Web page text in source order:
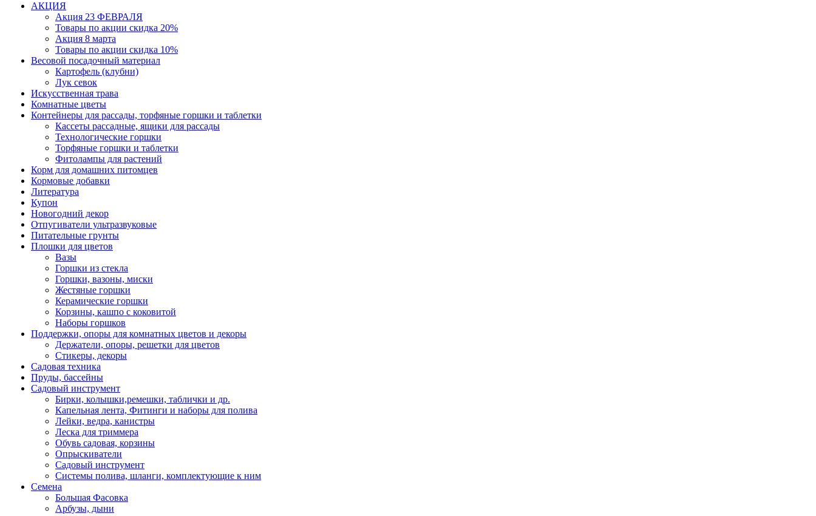
АКЦИЯ
Акция 23 ФЕВРАЛЯ
Товары по акции скидка 20%
Акция 8 марта
Товары по акции скидка 10%
Весовой посадочный материал
Картофель (клубни)
Лук севок
Искусственная трава
Комнатные цветы
Контейнеры для рассады, торфяные горшки и таблетки
Кассеты рассадные, ящики для рассады
Технологические горшки
Торфяные горшки и таблетки
Фитолампы для растений
Корм для домашних питомцев
Кормовые добавки
Литература
Купон
Новогодний декор
Отпугиватели ультразвуковые
Питательные грунты
Плошки для цветов
Вазы
Горшки из стекла
Горшки, вазоны, миски
Жестяные горшки
Керамические горшки
Корзины, кашпо с коковитой
Наборы горшков
Поддержки, опоры для комнатных цветов и декоры
Держатели, опоры, решетки для цветов
Стикеры, декоры
Садовая техника
Пруды, бассейны
Садовый инструмент
Бирки, колышки,ремешки, таблички и др.
Капельная лента, Фитинги и наборы для полива
Лейки, ведра, канистры
Леска для триммера
Обувь садовая, корзины
Опрыскиватели
Садовый инструмент
Системы полива, шланги, комплектующие к ним
Семена
Большая Фасовка
Арбузы, дыни